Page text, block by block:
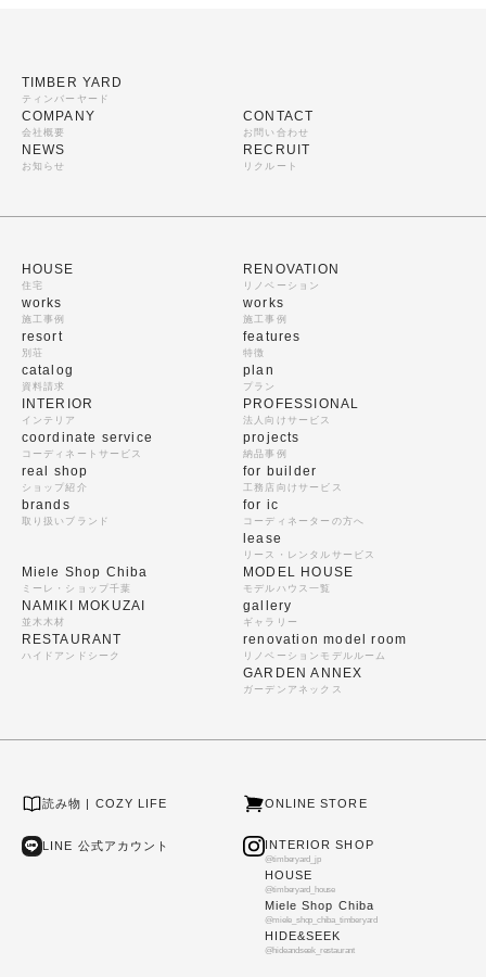
TIMBER YARD
ティンバーヤード
COMPANY
会社概要
NEWS
お知らせ
CONTACT
お問い合わせ
RECRUIT
リクルート
HOUSE
住宅
works
施工事例
resort
別荘
catalog
資料請求
RENOVATION
リノベーション
works
施工事例
features
特徴
plan
プラン
INTERIOR
インテリア
coordinate service
コーディネートサービス
real shop
ショップ紹介
brands
取り扱いブランド
PROFESSIONAL
法人向けサービス
projects
納品事例
for builder
工務店向けサービス
for ic
コーディネーターの方へ
lease
リース・レンタルサービス
Miele Shop Chiba
ミーレ・ショップ千葉
NAMIKI MOKUZAI
並木木材
RESTAURANT
ハイドアンドシーク
MODEL HOUSE
モデルハウス一覧
gallery
ギャラリー
renovation model room
リノベーションモデルルーム
GARDEN ANNEX
ガーデンアネックス
読み物 | COZY LIFE ONLINE STORE
LINE 公式アカウント INTERIOR SHOP
@timberyard_jp
HOUSE
@timberyard_house
Miele Shop Chiba
@miele_shop_chiba_timberyard
HIDE&SEEK
@hideandseek_restaurant